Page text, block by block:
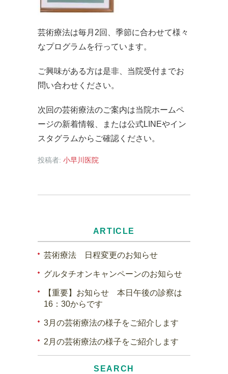
芸術療法は毎月2回、季節に合わせて様々
なプログラムを行っています。
ご興味がある方は是非、当院受付までお
問い合わせください。
次回の芸術療法のご案内は当院ホームペ
ージの新着情報、または公式LINEやイン
スタグラムからご確認ください。
投稿者: 小早川医院
ARTICLE
芸術療法 日程変更のお知らせ
グルタチオンキャンペーンのお知らせ
【重要】お知らせ 本日午後の診察は
16：30からです
3月の芸術療法の様子をご紹介します
2月の芸術療法の様子をご紹介します
SEARCH